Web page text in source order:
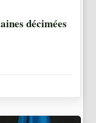
décimées